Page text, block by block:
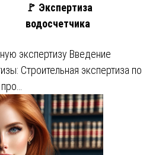
🚩 Экспертиза
водосчетчика
экспертизу Введение
Строительная экспертиза по